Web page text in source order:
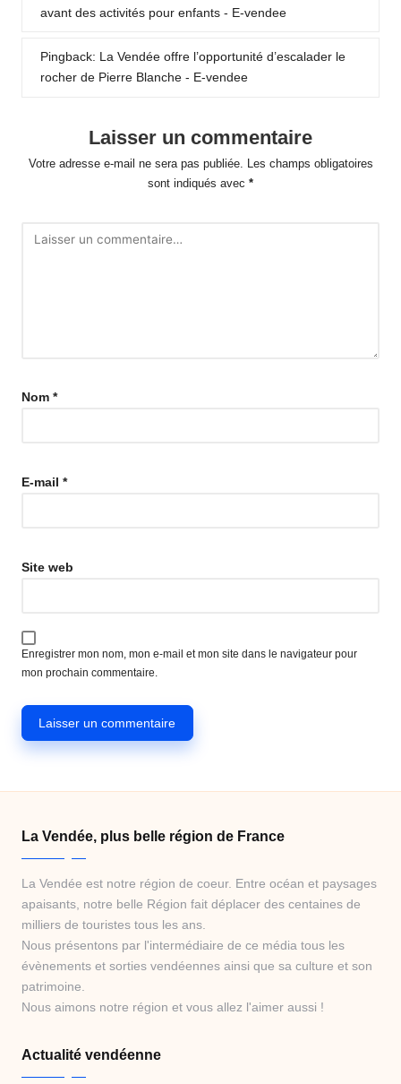
avant des activités pour enfants - E-vendee
Pingback: La Vendée offre l’opportunité d’escalader le
rocher de Pierre Blanche - E-vendee
Laisser un commentaire
Votre adresse e-mail ne sera pas publiée.
Les champs obligatoires
sont indiqués avec *
Nom *
E-mail *
Site web
Enregistrer mon nom, mon e-mail et mon site dans le navigateur pour
mon prochain commentaire.
La Vendée, plus belle région de France
La Vendée est notre région de coeur. Entre océan et paysages
apaisants, notre belle Région fait déplacer des centaines de
milliers de touristes tous les ans.
Nous présentons par l'intermédiaire de ce média tous les
évènements et sorties vendéennes ainsi que sa culture et son
patrimoine.
Nous aimons notre région et vous allez l'aimer aussi !
Actualité vendéenne